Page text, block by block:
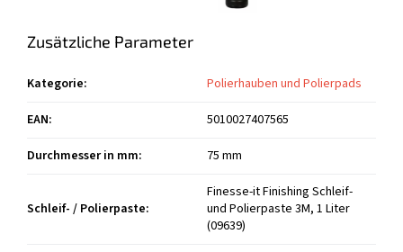
Zusätzliche Parameter
Kategorie:
Polierhauben und Polierpads
EAN:
5010027407565
Durchmesser in mm: 75 mm
Schleif- / Polierpaste:
Finesse-it Finishing Schleif-
und Polierpaste 3M, 1 Liter
(09639)